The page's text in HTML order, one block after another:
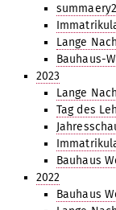
Lange
Bauhaus-
2023
Lange
Tag des
Bauhaus
2022
Bauhaus